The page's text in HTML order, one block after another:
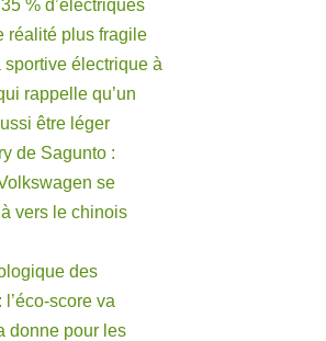
% d’électriques
réalité plus fragile
sportive électrique à
rappelle qu’un
être léger
de Sagunto :
se
vers le chinois
des
l’éco-score va
donne pour les